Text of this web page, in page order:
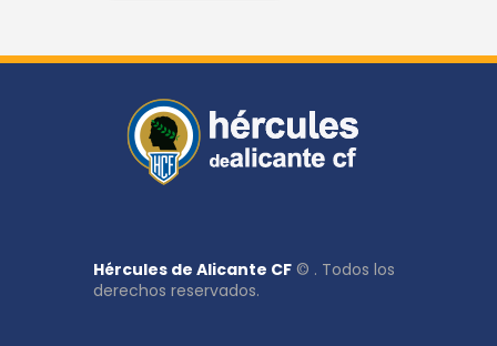
Hércules de Alicante CF © . Todos los
derechos reservados.